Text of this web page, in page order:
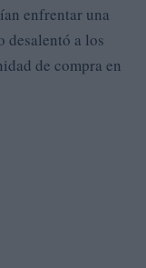
enfrentar una
desalentó a los
de compra en